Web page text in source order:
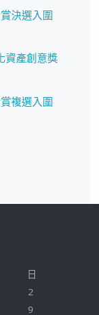
決選入圍
資產創意獎
複選入圍
日
2
9